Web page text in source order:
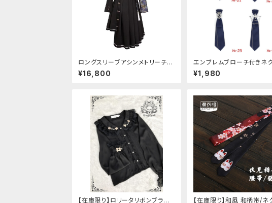
ロングスリーブアシンメトリーチャ
イナドレス
¥16,800
エンブレムブローチ付きネ
(ネイビー)
¥1,980
【在庫限り】ロリータリボンブラウ 【在庫限り】和風 和柄帯/ネ